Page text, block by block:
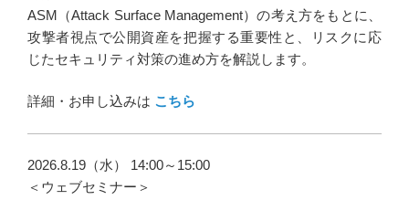
ン
ASM（Attack Surface Management）の考え方をもとに、
攻撃者視点で公開資産を把握する重要性と、リスクに応
じたセキュリティ対策の進め方を解説します。
詳細・お申し込みは こちら
2026.8.19（水） 14:00～15:00
＜ウェブセミナー＞